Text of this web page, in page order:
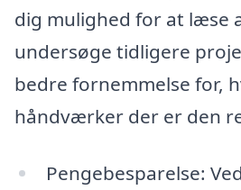
dig mulighed for at læse
undersøge tidligere
bedre fornemmelse for,
håndværker der er den
Pengebesparelse: